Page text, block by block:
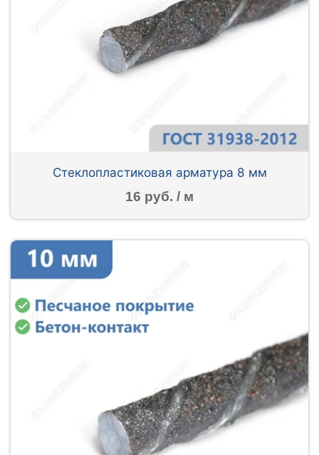
Стеклопластиковая арматура 8 мм
16 руб. / м